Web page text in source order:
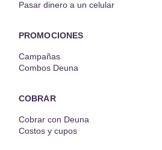
Pasar dinero a un celular
PROMOCIONES
Campañas
Combos Deuna
COBRAR
Cobrar con Deuna
Costos y cupos